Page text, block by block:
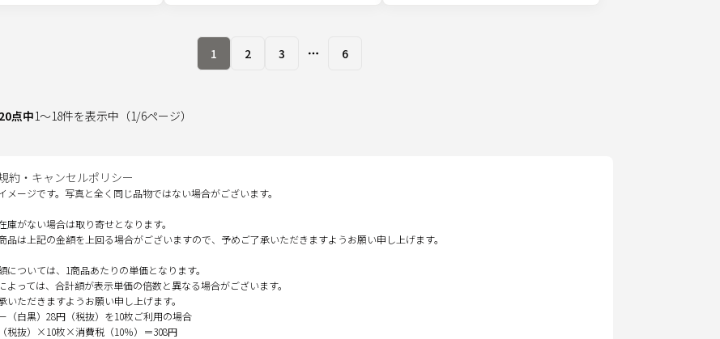
1 2 3 More pages
6
点中1～18件を表示中 （1/6ページ）
約・キャンセルポリシー
メージです。写真と全く同じ品物ではない場合がございます。
がない場合は取り寄せとなります。
品は上記の金額を上回る場合がございますので、予めご了承いただきますようお願い申し上げます。
ついては、1商品あたりの単価となります。
よっては、合計額が表示単価の倍数と異なる場合がございます。
いただきますようお願い申し上げます。
（白黒）28円（税抜）を10枚ご利用の場合
税抜）×10枚×消費税（10％）＝308円